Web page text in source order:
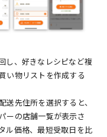
し、好きなレシピなど複
い物リストを作成する
先住所を選択すると、
ーの店舗一覧が表示さ
ル価格、最短受取日を比